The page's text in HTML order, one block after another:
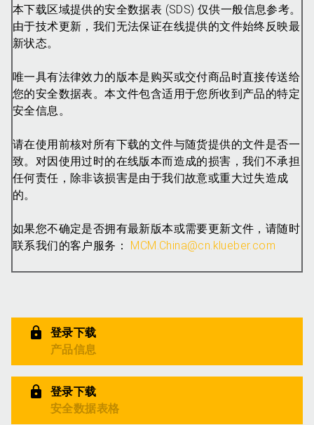
本下载区域提供的安全数据表 (SDS) 仅供一般信息参考。
由于技术更新，我们无法保证在线提供的文件始终反映最
新状态。
唯一具有法律效力的版本是购买或交付商品时直接传送给
您的安全数据表。本文件包含适用于您所收到产品的特定
安全信息。
请在使用前核对所有下载的文件与随货提供的文件是否一
致。对因使用过时的在线版本而造成的损害，我们不承担
任何责任，除非该损害是由于我们故意或重大过失造成
的。
如果您不确定是否拥有最新版本或需要更新文件，请随时
联系我们的客户服务： MCM.China@cn.klueber.com
登录下载
产品信息
登录下载
安全数据表格